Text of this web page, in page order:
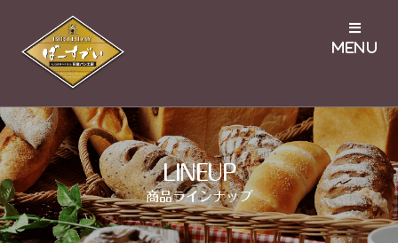
LINEUP
商品ラインナップ